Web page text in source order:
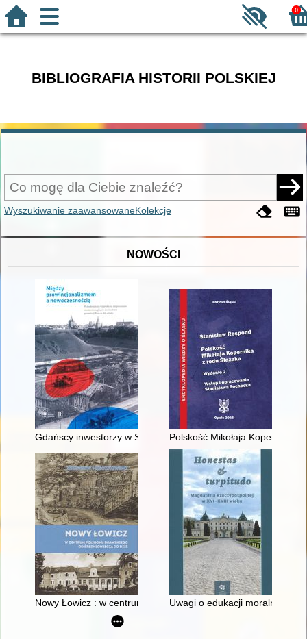
0
BIBLIOGRAFIA HISTORII POLSKIEJ
Wyszukiwanie zaawansowaneKolekcje
NOWOŚCI
Gdańscy inwestorzy w Sopocie : prestiż finansowy i
Polskość Mikołaja Kopernika z
Nowy Łowicz : w centrum poligonu drawskiego od
Uwagi o edukacji moralnej